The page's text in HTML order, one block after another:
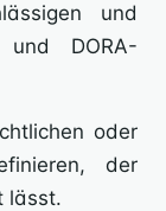
und
DORA-
oder
der
lässt.